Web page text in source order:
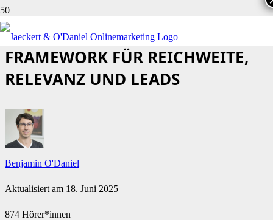
VORGESTELLT: UNSER
FRAMEWORK FÜR REICHWEITE,
RELEVANZ UND LEADS
Benjamin O'Daniel
Aktualisiert am 18. Juni 2025
874 Hörer*innen